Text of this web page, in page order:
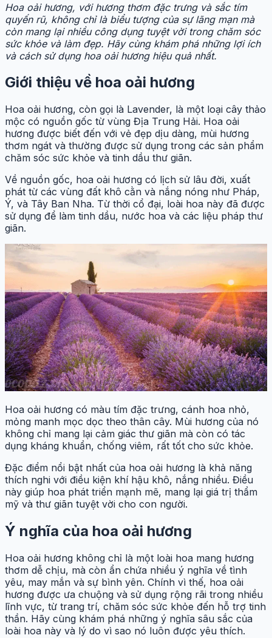
Hoa oải hương, với hương thơm đặc trưng và sắc tím
quyến rũ, không chỉ là biểu tượng của sự lãng mạn mà
còn mang lại nhiều công dụng tuyệt vời trong chăm sóc
sức khỏe và làm đẹp. Hãy cùng khám phá những lợi ích
và cách sử dụng hoa oải hương hiệu quả nhất.
Giới thiệu về hoa oải hương
Hoa oải hương, còn gọi là Lavender, là một loại cây thảo
mộc có nguồn gốc từ vùng Địa Trung Hải. Hoa oải
hương được biết đến với vẻ đẹp dịu dàng, mùi hương
thơm ngát và thường được sử dụng trong các sản phẩm
chăm sóc sức khỏe và tinh dầu thư giãn.
Về nguồn gốc, hoa oải hương có lịch sử lâu đời, xuất
phát từ các vùng đất khô cằn và nắng nóng như Pháp,
Ý, và Tây Ban Nha. Từ thời cổ đại, loài hoa này đã được
sử dụng để làm tinh dầu, nước hoa và các liệu pháp thư
giãn.
Hoa oải hương có màu tím đặc trưng, cánh hoa nhỏ,
mỏng manh mọc dọc theo thân cây. Mùi hương của nó
không chỉ mang lại cảm giác thư giãn mà còn có tác
dụng kháng khuẩn, chống viêm, rất tốt cho sức khỏe.
Đặc điểm nổi bật nhất của hoa oải hương là khả năng
thích nghi với điều kiện khí hậu khô, nắng nhiều. Điều
này giúp hoa phát triển mạnh mẽ, mang lại giá trị thẩm
mỹ và thư giãn tuyệt vời cho con người.
Ý nghĩa của hoa oải hương
Hoa oải hương không chỉ là một loài hoa mang hương
thơm dễ chịu, mà còn ẩn chứa nhiều ý nghĩa về tình
yêu, may mắn và sự bình yên. Chính vì thế, hoa oải
hương được ưa chuộng và sử dụng rộng rãi trong nhiều
lĩnh vực, từ trang trí, chăm sóc sức khỏe đến hỗ trợ tinh
thần. Hãy cùng khám phá những ý nghĩa sâu sắc của
loài hoa này và lý do vì sao nó luôn được yêu thích.